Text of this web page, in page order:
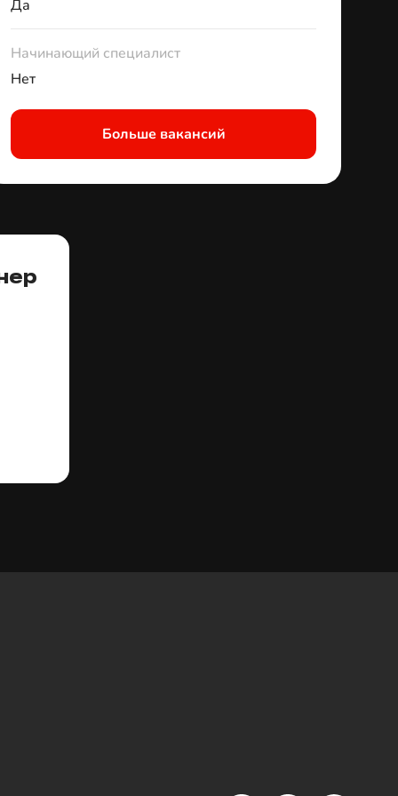
Да
Начинающий специалист
Нет
Больше вакансий